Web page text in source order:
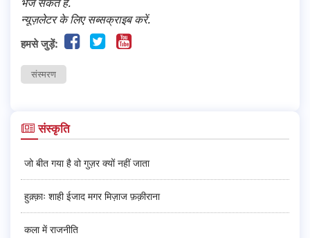
न्यूज़लेटर के लिए सब्सक्राइब करें.
हमसे जुड़ें:
संस्मरण
संस्कृति
जो बीत गया है वो गुज़र क्यों नहीं जाता
हुक़्क़ाः शाही ईजाद मगर मिज़ाज फ़क़ीराना
कला में राजनीति